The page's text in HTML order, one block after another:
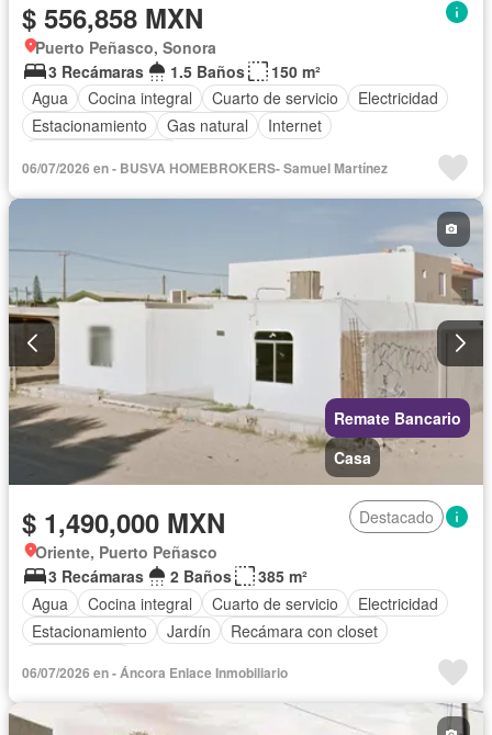
$ 556,858 MXN
Puerto Peñasco, Sonora
3 Recámaras
1.5 Baños
150 m²
Agua
Cocina integral Cuarto de servicio
Electricidad
Estacionamiento
Gas natural
Internet
06/07/2026 en - BUSVA HOMEBROKERS- Samuel Martínez
Remate Bancario
Casa
$ 1,490,000 MXN
Destacado
Oriente, Puerto Peñasco
3 Recámaras
2 Baños
385 m²
Agua
Cocina integral Cuarto de servicio
Electricidad
Estacionamiento
Jardín
Recámara con closet
06/07/2026 en - Áncora Enlace Inmobiliario